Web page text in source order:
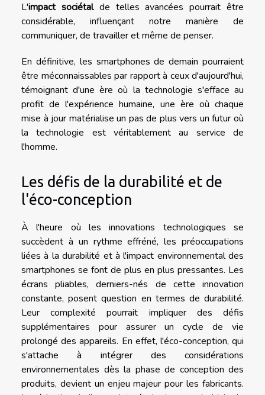
L'impact sociétalde telles avancées pourrait être
considérable, influençant notre manière de
communiquer, de travailler et même de penser.
En définitive, les smartphones de demain pourraient
être méconnaissables par rapport à ceux d'aujourd'hui,
témoignant d'une ère où la technologie s'efface au
profit de l'expérience humaine, une ère où chaque
mise à jour matérialise un pas de plus vers un futur où
la technologie est véritablement au service de
l'homme.
Les défis de la durabilité et de
l'éco-conception
À l'heure où les innovations technologiques se
succèdent à un rythme effréné, les préoccupations
liées à la durabilité et à l'impact environnemental des
smartphones se font de plus en plus pressantes. Les
écrans pliables, derniers-nés de cette innovation
constante, posent question en termes de durabilité.
Leur complexité pourrait impliquer des défis
supplémentaires pour assurer un cycle de vie
prolongé des appareils. En effet, l'éco-conception, qui
s'attache à intégrer des considérations
environnementales dès la phase de conception des
produits, devient un enjeu majeur pour les fabricants.